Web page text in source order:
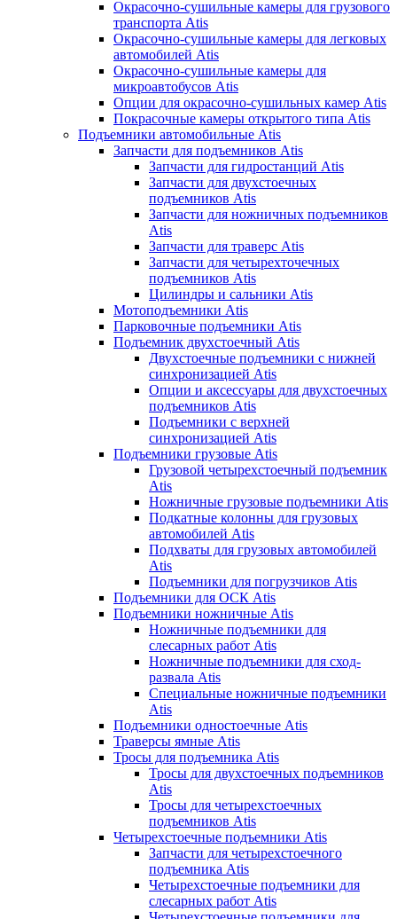
Окрасочно-сушильные камеры для грузового
транспорта Atis
Окрасочно-сушильные камеры для легковых
автомобилей Atis
Окрасочно-сушильные камеры для
микроавтобусов Atis
Опции для окрасочно-сушильных камер Atis
Покрасочные камеры открытого типа Atis
Подъемники автомобильные Atis
Запчасти для подъемников Atis
Запчасти для гидростанций Atis
Запчасти для двухстоечных
подъемников Atis
Запчасти для ножничных подъемников
Atis
Запчасти для траверс Atis
Запчасти для четырехточечных
подъемников Atis
Цилиндры и сальники Atis
Мотоподъемники Atis
Парковочные подъемники Atis
Подъемник двухстоечный Atis
Двухстоечные подъемники с нижней
синхронизацией Atis
Опции и аксессуары для двухстоечных
подъемников Atis
Подъемники с верхней
синхронизацией Atis
Подъемники грузовые Atis
Грузовой четырехстоечный подъемник
Atis
Ножничные грузовые подъемники Atis
Подкатные колонны для грузовых
автомобилей Atis
Подхваты для грузовых автомобилей
Atis
Подъемники для погрузчиков Atis
Подъемники для ОСК Atis
Подъемники ножничные Atis
Ножничные подъемники для
слесарных работ Atis
Ножничные подъемники для сход-
развала Atis
Специальные ножничные подъемники
Atis
Подъемники одностоечные Atis
Траверсы ямные Atis
Тросы для подъемника Atis
Тросы для двухстоечных подъемников
Atis
Тросы для четырехстоечных
подъемников Atis
Четырехстоечные подъемники Atis
Запчасти для четырехстоечного
подъемника Atis
Четырехстоечные подъемники для
слесарных работ Atis